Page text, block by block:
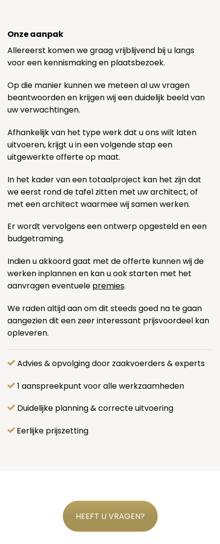
Onze aanpak
Allereerst komen we graag vrijblijvend bij u langs
voor een kennismaking en plaatsbezoek.
Op die manier kunnen we meteen al uw vragen
beantwoorden en krijgen wij een duidelijk beeld van
uw verwachtingen.
Afhankelijk van het type werk dat u ons wilt laten
uitvoeren, krijgt u in een volgende stap een
uitgewerkte offerte op maat.
In het kader van een totaalproject kan het zijn dat
we eerst rond de tafel zitten met uw architect, of
met een architect waarmee wij samen werken.
Er wordt vervolgens een ontwerp opgesteld en een
budgetraming.
Indien u akkoord gaat met de offerte kunnen wij de
werken inplannen en kan u ook starten met het
aanvragen eventuele premies.
We raden altijd aan om dit steeds goed na te gaan
aangezien dit een zeer interessant prijsvoordeel kan
opleveren.
Advies & opvolging door zaakvoerders & experts
1 aanspreekpunt voor alle werkzaamheden
Duidelijke planning & correcte uitvoering
Eerlijke prijszetting
HEEFT U VRAGEN?